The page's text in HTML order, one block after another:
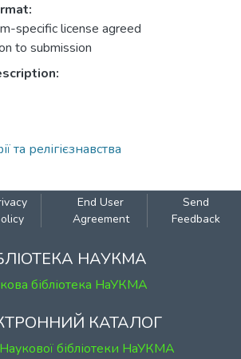
specific license agreed
to submission
та релігієзнавства
End User
Agreement
Send
Feedback
НАУКМА
бібліотека НаУКМА
КАТАЛОГ
бібліотеки НаУКМА